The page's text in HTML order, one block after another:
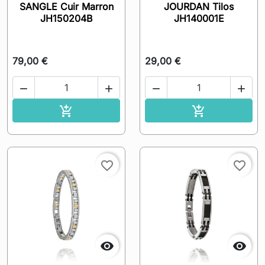
SANGLE Cuir Marron
JH150204B
79,00 €
 

JOURDAN Tilos
JH140001E
29,00 €
 


favorite_border

favorite_border